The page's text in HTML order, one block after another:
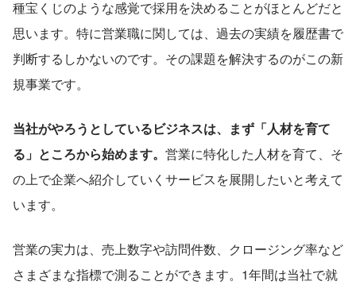
種宝くじのような感覚で採用を決めることがほとんどだと
思います。特に営業職に関しては、過去の実績を履歴書で
判断するしかないのです。その課題を解決するのがこの新
規事業です。
当社がやろうとしているビジネスは、まず「人材を育て
る」ところから始めます。 営業に特化した人材を育て、そ
の上で企業へ紹介していくサービスを展開したいと考えて
います。
営業の実力は、売上数字や訪問件数、クロージング率など
さまざまな指標で測ることができます。1年間は当社で就